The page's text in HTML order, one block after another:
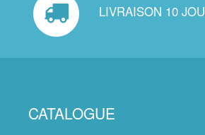
LIVRAISON 10
CATALOGUE